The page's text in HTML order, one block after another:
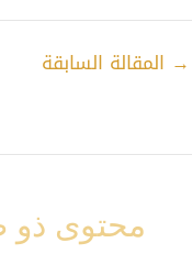
→ المقالة السابقة
محتوى ذو